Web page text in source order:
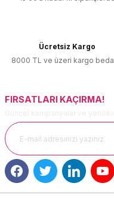
Ürün fiyatı diğer
Bu ürüne benzer farklı
Ücretsiz Kargo
8000 TL ve üzeri kargo
FIRSATLARI KAÇIRMA!